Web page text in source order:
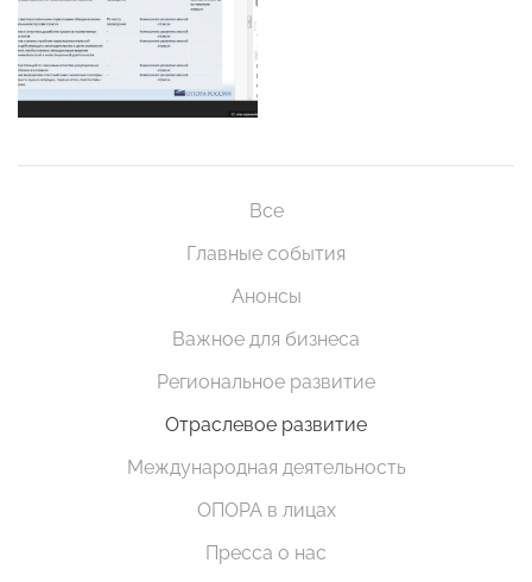
Все
Главные события
Анонсы
Важное для бизнеса
Региональное развитие
Отраслевое развитие
Международная деятельность
ОПОРА в лицах
Пресса о нас